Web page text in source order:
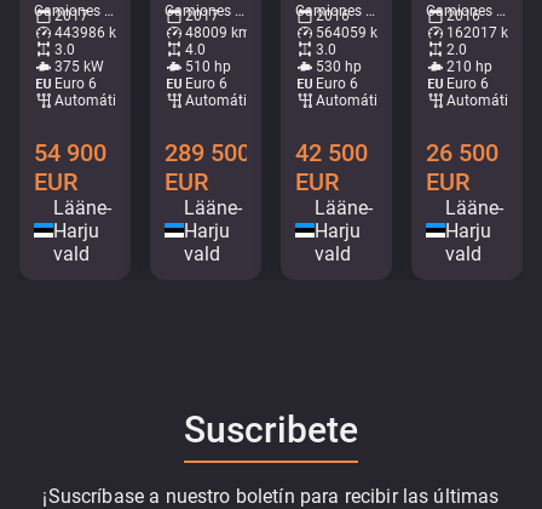
Camiones - Plataforma de grúa • M705-0206
2017
443986 km
3.0
375 kW
Euro 6
Automático
54 900
EUR
Lääne-
Harju
vald
Camiones - Vehiculo en recuperación • M988-9081
2017
48009 km
4.0
510 hp
Euro 6
Automático
289 500
EUR
Lääne-
Harju
vald
Camiones - Gancho de elevación • M025-3669
2016
564059 km
3.0
530 hp
Euro 6
Automático
42 500
EUR
Lääne-
Harju
vald
Camiones - Caja • M299-0946
2016
162017 km
2.0
210 hp
Euro 6
Automático
26 500
EUR
Lääne-
Harju
vald
Suscribete
¡Suscríbase a nuestro boletín para recibir las últimas